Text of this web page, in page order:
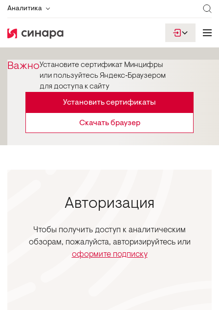
Аналитика
ВажноУстановите сертификат Минцифры
или пользуйтесь Яндекс‑Браузером
для доступа к сайту
Установить сертификаты
Скачать браузер
Авторизация
Чтобы получить доступ к аналитическим
обзорам, пожалуйста, авторизируйтесь или
оформите подписку